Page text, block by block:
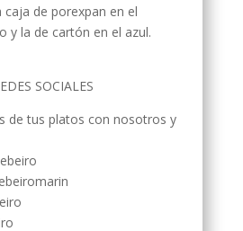
de porexpan en el
y la de cartón en el azul.
SOCIALES
de tus platos con nosotros y